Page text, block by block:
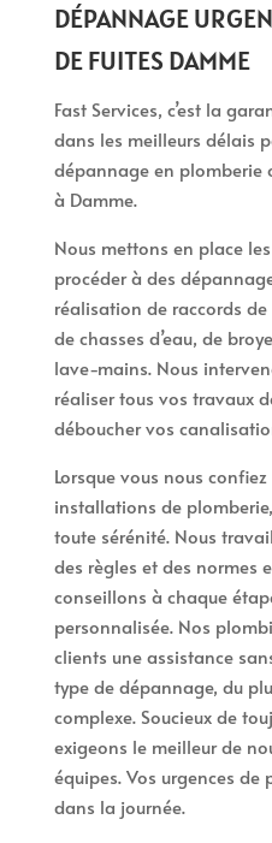
DÉPANNAGE
DE FUITES DAMME
Fast Services, c’est la
dans les meilleurs délais
dépannage en plomberie
à Damme.
Nous mettons en place
procéder à des
réalisation de raccords
de chasses d’eau, de
lave-mains. Nous
réaliser tous vos travaux
déboucher vos
Lorsque vous nous
installations de
toute sérénité. Nous
des règles et des normes
conseillons à chaque
personnalisée. Nos
clients une assistance
type de dépannage, du
complexe. Soucieux de
exigeons le meilleur de
équipes. Vos urgences de
dans la journée.